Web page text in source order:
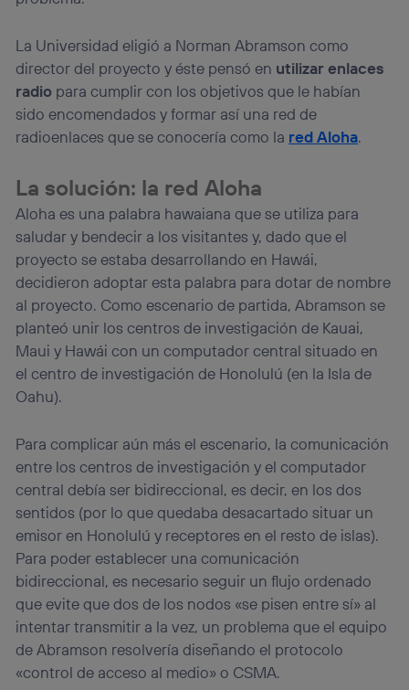
La Universidad eligió a Norman Abramson como
director del proyecto y éste pensó en utilizar enlaces
radio para cumplir con los objetivos que le habían
sido encomendados y formar así una red de
radioenlaces que se conocería como la red Aloha.
La solución: la red Aloha
Aloha es una palabra hawaiana que se utiliza para
saludar y bendecir a los visitantes y, dado que el
proyecto se estaba desarrollando en Hawái,
decidieron adoptar esta palabra para dotar de nombre
al proyecto. Como escenario de partida, Abramson se
planteó unir los centros de investigación de Kauai,
Maui y Hawái con un computador central situado en
el centro de investigación de Honolulú (en la Isla de
Oahu).
Para complicar aún más el escenario, la comunicación
entre los centros de investigación y el computador
central debía ser bidireccional, es decir, en los dos
sentidos (por lo que quedaba desacartado situar un
emisor en Honolulú y receptores en el resto de islas).
Para poder establecer una comunicación
bidireccional, es necesario seguir un flujo ordenado
que evite que dos de los nodos «se pisen entre sí» al
intentar transmitir a la vez, un problema que el equipo
de Abramson resolvería diseñando el protocolo
«control de acceso al medio» o CSMA.